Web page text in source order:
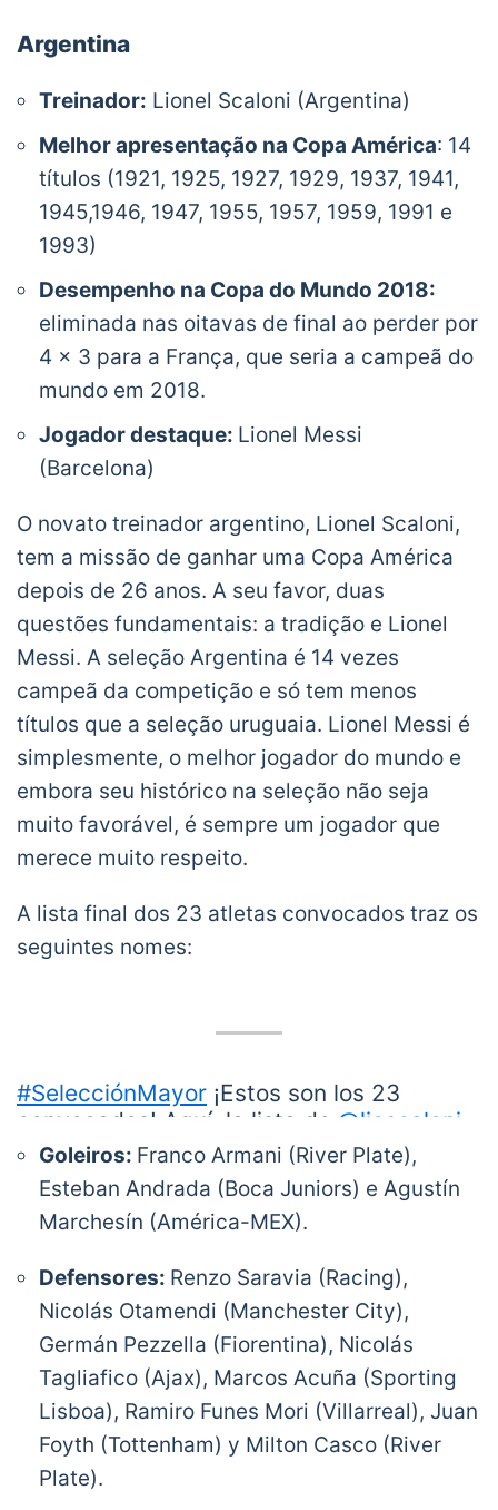
Argentina
Treinador: Lionel Scaloni (Argentina)
Melhor apresentação na Copa América: 14
títulos (1921, 1925, 1927, 1929, 1937, 1941,
1945,1946, 1947, 1955, 1957, 1959, 1991 e
1993)
Desempenho na Copa do Mundo 2018:
eliminada nas oitavas de final ao perder por
4 x 3 para a França, que seria a campeã do
mundo em 2018.
Jogador destaque: Lionel Messi
(Barcelona)
O novato treinador argentino, Lionel Scaloni,
tem a missão de ganhar uma Copa América
depois de 26 anos. A seu favor, duas
questões fundamentais: a tradição e Lionel
Messi. A seleção Argentina é 14 vezes
campeã da competição e só tem menos
títulos que a seleção uruguaia. Lionel Messi é
simplesmente, o melhor jogador do mundo e
embora seu histórico na seleção não seja
muito favorável, é sempre um jogador que
merece muito respeito.
A lista final dos 23 atletas convocados traz os
seguintes nomes:
#SelecciónMayor ¡Estos son los 23
convocados! Aquí, la lista de @lioscaloni
para disputar la@CopaAmericade
Brasil.#VamosArgentina 🇦🇷💪⚽️
pic.twitter.com/ldiNiUV2zB
May 21, 2019
Goleiros: Franco Armani (River Plate),
Esteban Andrada (Boca Juniors) e Agustín
Marchesín (América-MEX).
Defensores: Renzo Saravia (Racing),
Nicolás Otamendi (Manchester City),
Germán Pezzella (Fiorentina), Nicolás
Tagliafico (Ajax), Marcos Acuña (Sporting
Lisboa), Ramiro Funes Mori (Villarreal), Juan
Foyth (Tottenham) y Milton Casco (River
Plate).